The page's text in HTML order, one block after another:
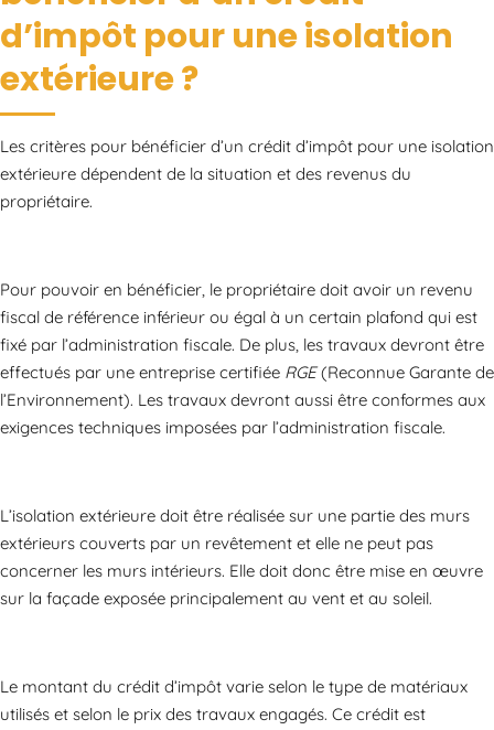
d’impôt pour une isolation
extérieure ?
Les critères pour bénéficier d’un crédit d’impôt pour une isolation
extérieure dépendent de la situation et des revenus du
propriétaire.
Pour pouvoir en bénéficier, le propriétaire doit avoir un revenu
fiscal de référence inférieur ou égal à un certain plafond qui est
fixé par l’administration fiscale. De plus, les travaux devront être
effectués par une entreprise certifiée RGE(Reconnue Garante de
l’Environnement). Les travaux devront aussi être conformes aux
exigences techniques imposées par l’administration fiscale.
L’isolation extérieure doit être réalisée sur une partie des murs
extérieurs couverts par un revêtement et elle ne peut pas
concerner les murs intérieurs. Elle doit donc être mise en œuvre
sur la façade exposée principalement au vent et au soleil.
Le montant du crédit d’impôt varie selon le type de matériaux
utilisés et selon le prix des travaux engagés. Ce crédit est